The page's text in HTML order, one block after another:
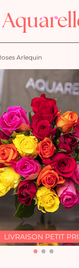
Arlequin
LIVRAISON PETIT